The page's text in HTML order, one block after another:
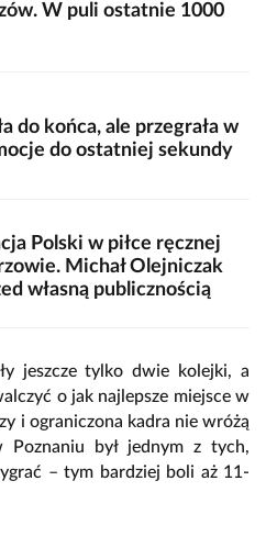
W puli ostatnie 1000
do końca, ale przegrała w
do ostatniej sekundy
Polski w piłce ręcznej
Michał Olejniczak
własną publicznością
jeszcze tylko dwie kolejki, a
o jak najlepsze miejsce w
i ograniczona kadra nie wróżą
był jednym z tych,
– tym bardziej boli aż 11-